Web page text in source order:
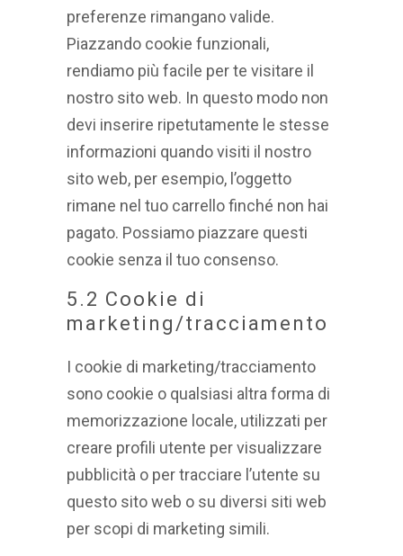
preferenze rimangano valide.
Piazzando cookie funzionali,
rendiamo più facile per te visitare il
nostro sito web. In questo modo non
devi inserire ripetutamente le stesse
informazioni quando visiti il nostro
sito web, per esempio, l’oggetto
rimane nel tuo carrello finché non hai
pagato. Possiamo piazzare questi
cookie senza il tuo consenso.
5.2 Cookie di
marketing/tracciamento
I cookie di marketing/tracciamento
sono cookie o qualsiasi altra forma di
memorizzazione locale, utilizzati per
creare profili utente per visualizzare
pubblicità o per tracciare l’utente su
questo sito web o su diversi siti web
per scopi di marketing simili.